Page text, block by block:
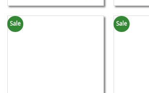
Sale Sale